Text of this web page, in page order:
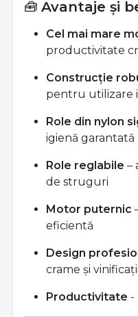
🧰 Avantaje și
Cel mai mare
productivitate
Construcție
pentru utilizare
Role din nylon
igienă garantată
Role reglabile –
de struguri
Motor puternic
eficientă
Design
crame și
Productivitate -